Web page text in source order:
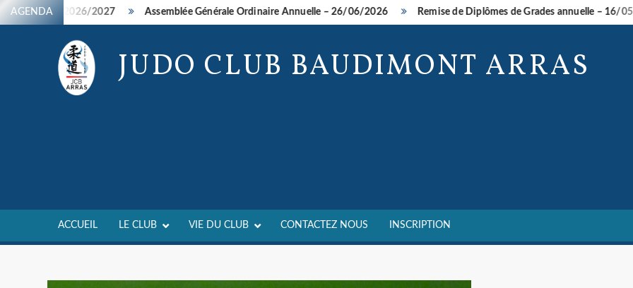
Skip
to
AGENDA
2026/2027 Assemblée Générale Ordinaire Annuelle – 26/06/2026 Remise de Diplômes de Grades annuelle – 16/05/2026
JUDO CLUB BAUDIMONT ARRAS
ACCUEIL LE CLUB VIE DU CLUB CONTACTEZ NOUS INSCRIPTION